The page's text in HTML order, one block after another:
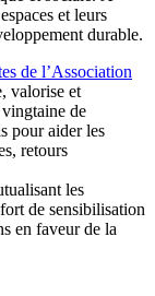
et leurs
durable.
de l’Association
valorise et
vingtaine de
pour aider les
retours
les
de sensibilisation
en faveur de la